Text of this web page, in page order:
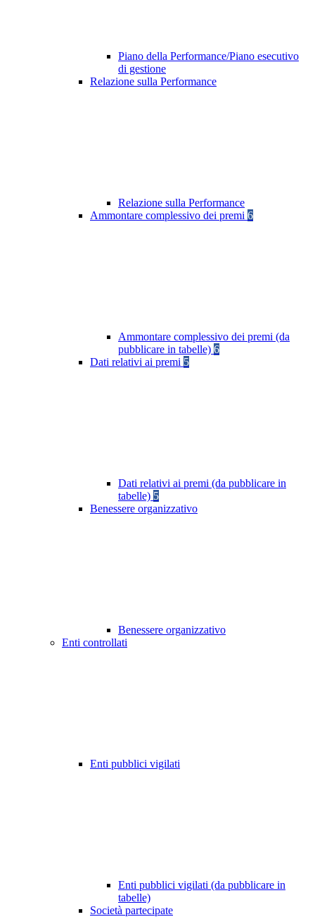
Piano della Performance/Piano esecutivo
di gestione
Relazione sulla Performance
Relazione sulla Performance
Ammontare complessivo dei premi 6
Ammontare complessivo dei premi (da
pubblicare in tabelle) 6
Dati relativi ai premi 5
Dati relativi ai premi (da pubblicare in
tabelle) 5
Benessere organizzativo
Benessere organizzativo
Enti controllati
Enti pubblici vigilati
Enti pubblici vigilati (da pubblicare in
tabelle)
Società partecipate